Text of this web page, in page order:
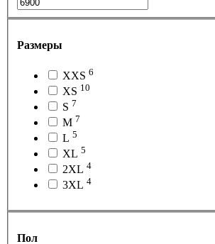
Размеры
XXS 6
XS 10
S 7
M 7
L 5
XL 5
2XL 4
3XL 4
Пол